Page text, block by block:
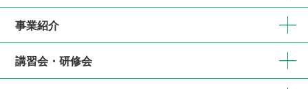
事業紹介
講習会・研修会